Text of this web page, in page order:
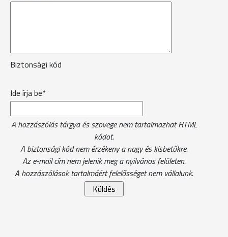
Biztonsági kód
Ide írja be*
A hozzászólás tárgya és szövege nem tartalmazhat HTML
kódot.
A biztonsági kód nem érzékeny a nagy és kisbetűkre.
Az e-mail cím nem jelenik meg a nyilvános felületen.
A hozzászólások tartalmáért felelősséget nem vállalunk.